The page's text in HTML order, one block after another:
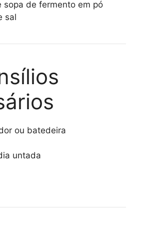
sopa de fermento em pó
sal
ou batedeira
untada